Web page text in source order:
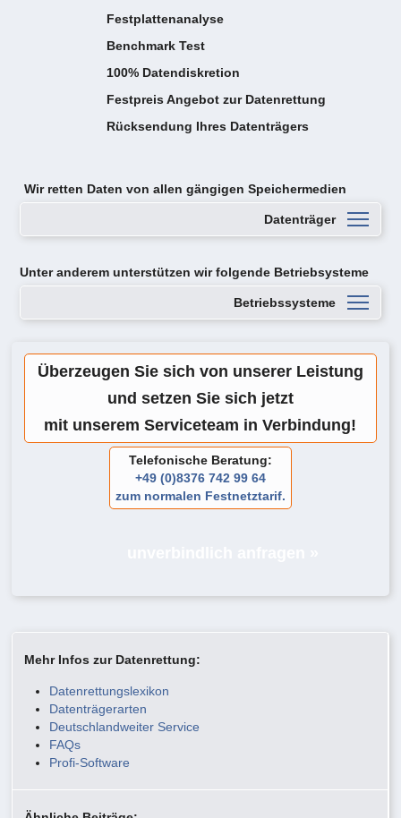
Festplattenanalyse
Benchmark Test
100% Datendiskretion
Festpreis Angebot zur Datenrettung
Rücksendung Ihres Datenträgers
Wir retten Daten vonallen gängigen Speichermedien
Datenträger
Unter anderem unterstützen wir folgende Betriebsysteme
Betriebssysteme
Überzeugen Sie sich von unserer Leistung
und setzen Sie sich jetzt
mit unserem Serviceteam in Verbindung!
Telefonische Beratung:
+49 (0)8376 742 99 64
zum normalen Festnetztarif.
Mehr Infos zur Datenrettung:
Datenrettungslexikon
Datenträgerarten
Deutschlandweiter Service
FAQs
Profi-Software